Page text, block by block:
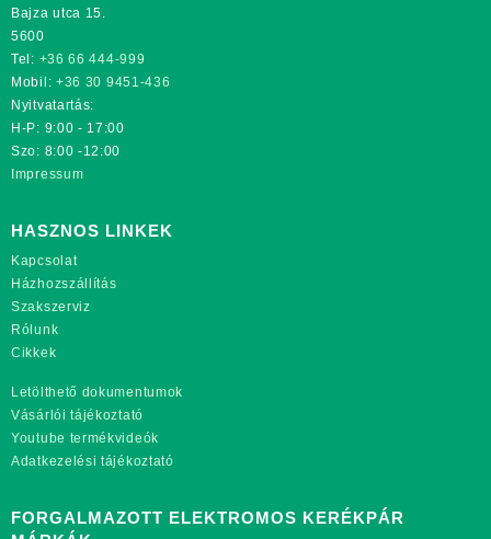
Bajza utca 15.
5600
Tel: +36 66 444-999
Mobil: +36 30 9451-436
Nyitvatartás:
H-P: 9:00 - 17:00
Szo: 8:00 -12:00
Impressum
HASZNOS LINKEK
Kapcsolat
Házhozszállítás
Szakszerviz
Rólunk
Cikkek
Letölthető dokumentumok
Vásárlói tájékoztató
Youtube termékvideók
Adatkezelési tájékoztató
FORGALMAZOTT ELEKTROMOS KERÉKPÁR